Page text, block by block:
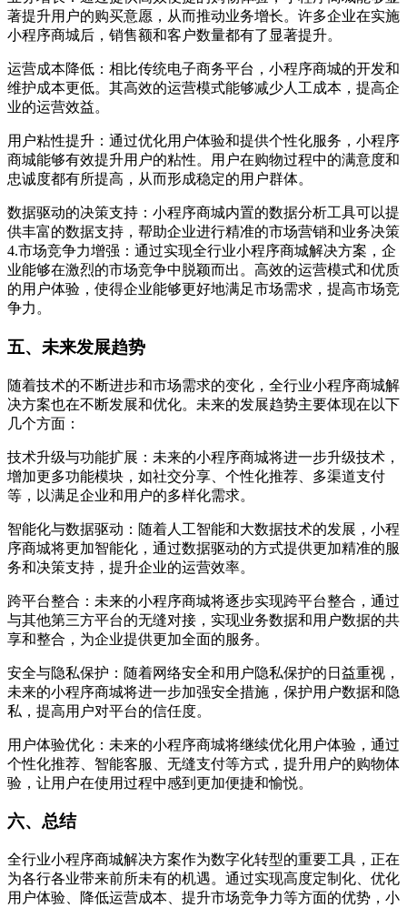
著提升用户的购买意愿，从而推动业务增长。许多企业在实施
小程序商城后，销售额和客户数量都有了显著提升。
运营成本降低：相比传统电子商务平台，小程序商城的开发和
维护成本更低。其高效的运营模式能够减少人工成本，提高企
业的运营效益。
用户粘性提升：通过优化用户体验和提供个性化服务，小程序
商城能够有效提升用户的粘性。用户在购物过程中的满意度和
忠诚度都有所提高，从而形成稳定的用户群体。
数据驱动的决策支持：小程序商城内置的数据分析工具可以提
供丰富的数据支持，帮助企业进行精准的市场营销和业务决策
4.市场竞争力增强：通过实现全行业小程序商城解决方案，企
业能够在激烈的市场竞争中脱颖而出。高效的运营模式和优质
的用户体验，使得企业能够更好地满足市场需求，提高市场竞
争力。
五、未来发展趋势
随着技术的不断进步和市场需求的变化，全行业小程序商城解
决方案也在不断发展和优化。未来的发展趋势主要体现在以下
几个方面：
技术升级与功能扩展：未来的小程序商城将进一步升级技术，
增加更多功能模块，如社交分享、个性化推荐、多渠道支付
等，以满足企业和用户的多样化需求。
智能化与数据驱动：随着人工智能和大数据技术的发展，小程
序商城将更加智能化，通过数据驱动的方式提供更加精准的服
务和决策支持，提升企业的运营效率。
跨平台整合：未来的小程序商城将逐步实现跨平台整合，通过
与其他第三方平台的无缝对接，实现业务数据和用户数据的共
享和整合，为企业提供更加全面的服务。
安全与隐私保护：随着网络安全和用户隐私保护的日益重视，
未来的小程序商城将进一步加强安全措施，保护用户数据和隐
私，提高用户对平台的信任度。
用户体验优化：未来的小程序商城将继续优化用户体验，通过
个性化推荐、智能客服、无缝支付等方式，提升用户的购物体
验，让用户在使用过程中感到更加便捷和愉悦。
六、总结
全行业小程序商城解决方案作为数字化转型的重要工具，正在
为各行各业带来前所未有的机遇。通过实现高度定制化、优化
用户体验、降低运营成本、提升市场竞争力等方面的优势，小